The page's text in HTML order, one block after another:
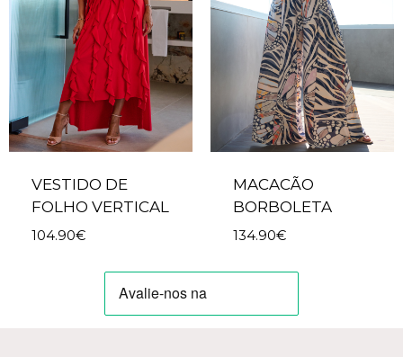
VESTIDO DE
FOLHO VERTICAL
104.90€
MACACÃO
BORBOLETA
134.90€